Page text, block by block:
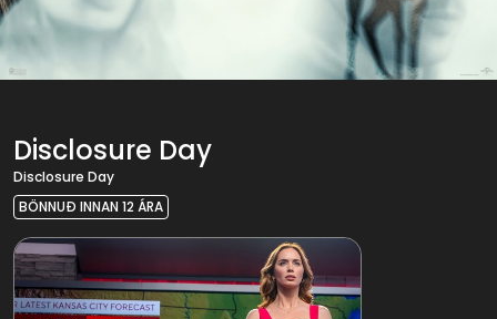
Ópera
Disclosure Day
Disclosure Day
BÖNNUÐ INNAN 12 ÁRA